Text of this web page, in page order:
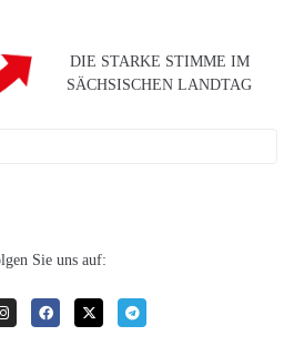
DIE STARKE STIMME IM
SÄCHSISCHEN LANDTAG
Sie uns auf: